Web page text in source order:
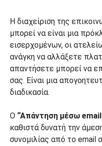
Η διαχείριση της
μπορεί να είναι μια
εισερχομένων, οι
ανάγκη να αλλάξετε
απαντήσετε μπορεί να
σας. Είναι μια
διαδικασία.
Ο “Απάντηση μέσω email
καθιστά δυνατή την
συνομιλίας από το